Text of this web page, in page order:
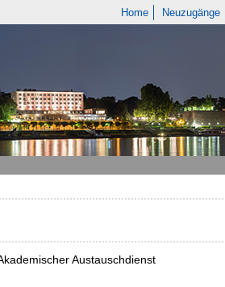
Home Neuzugänge
Austauschdienst